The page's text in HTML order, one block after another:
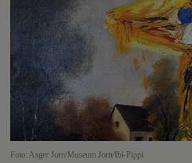
Foto: Asger Jorn/Museum Jorn/Ibi-Pippi